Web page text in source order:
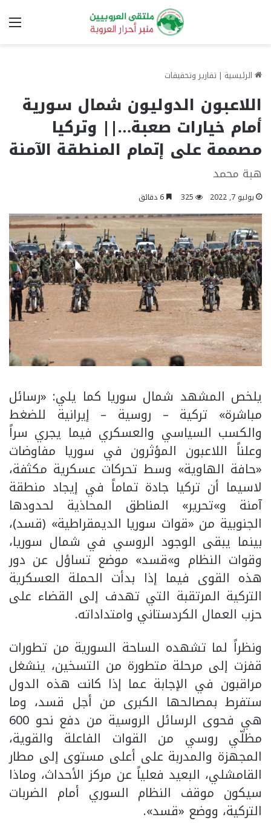
الرئيسية | تقارير وتحقيقات
اللاعبون الدوليون شمال سورية
أمام خيارات صعبة…|| وتركيا
مصممة على إتمام المنطقة الآمنة
هبة محمد
يوليو 7, 2022 325
يلخص المشهد شمال سوريا كما يلي: «رسائل
مباشرة» تركية – روسية – إيرانية للضغط
والكسب السياسي والعسكري فيما يجري سراً
وعلناً اللاعبون المؤثرون في سوريا مفاوضات
«حافة الهاوية» وسط تحركات عسكرية مكثفة،
لاسيما أن تركيا جادة تماماً في إيجاد منطقة
آمنة و»تحرير» المناطق المحاذية لحدودها
الجنوبية من «قوات سوريا الديمقراطية» (قسد)،
بينما يبقى الوجود الروسي في شمال سوريا،
وقوات النظام و»قسد» موضع تساؤل عن دور
هذه القوى فيما إذا بدأت الحملة العسكرية
التركية المرتقبة التي تهدف إلى القضاء على
حزب العمال الكردستاني وامتداداته.
ونظراً لما تشهده الساحة السورية من تطورات
قفزت إلى مرحلة متطورة من التسخين، ينشغل
مراقبون في الإجابة عما إذا كانت هذه الدول
ستفرط بمصالحها الكبرى من أجل قسد، وما
هي فحوى الرسائل الروسية من دفع نحو 600
مظلّي روسي من القوات الفاعلة والقوية،
المجهزة والمدربة على أعلى مستوى إلى مطار
القامشلي، البعيد فعلياً عن مركز الأحداث، وماذا
سيكون موقف النظام السوري أمام الضربات
التركية، ووضع «قسد».